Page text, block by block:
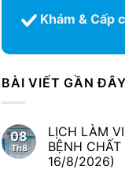
Khám & Cấp
BÀI VIẾT GẦN ĐÂY
08
Th8
LỊCH LÀM
BỆNH
16/8/2026)